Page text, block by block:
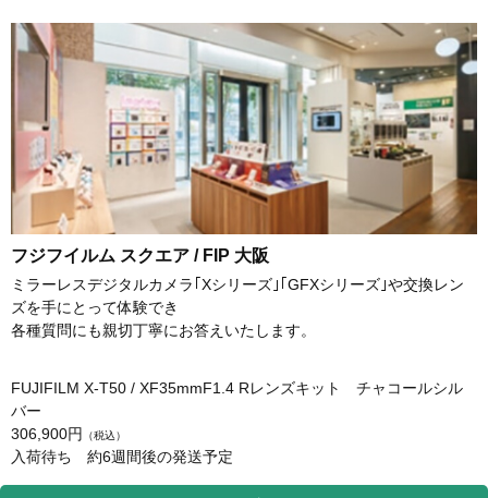
フジフイルム スクエア / FIP 大阪
ミラーレスデジタルカメラ｢Xシリーズ｣｢GFXシリーズ｣や交換レン
ズを手にとって体験でき
各種質問にも親切丁寧にお答えいたします。
FUJIFILM X-T50 / XF35mmF1.4 Rレンズキット チャコールシル
バー
306,900円 （税込）
入荷待ち 約6週間後の発送予定